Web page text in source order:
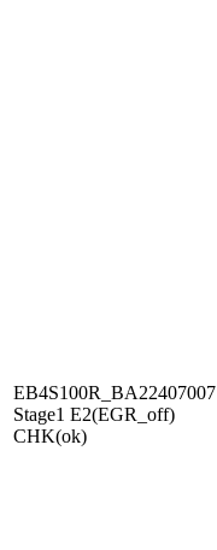
EB4S100R_BA22407007
Stage1 E2(EGR_off)
CHK(ok)